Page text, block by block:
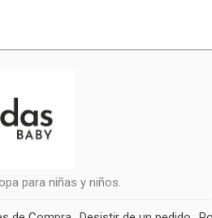
para niñas y niños.